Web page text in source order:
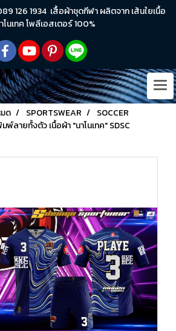
126 1934 เสื้อผ้าชุดกีฬา ผลิตจาก เส้นใยเนื้อ
โนเทค โพลีเอสเตอร์ 100%
ด SPORTSWEAR
SOCCER
ลายทั้งตัว เนื้อผ้า "นาโนเทค" SDSC